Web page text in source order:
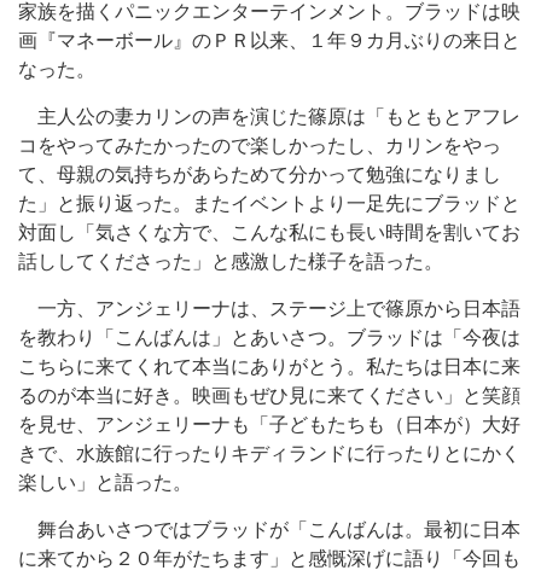
家族を描くパニックエンターテインメント。ブラッドは映
画『マネーボール』のＰＲ以来、１年９カ月ぶりの来日と
なった。
主人公の妻カリンの声を演じた篠原は「もともとアフレ
コをやってみたかったので楽しかったし、カリンをやっ
て、母親の気持ちがあらためて分かって勉強になりまし
た」と振り返った。またイベントより一足先にブラッドと
対面し「気さくな方で、こんな私にも長い時間を割いてお
話ししてくださった」と感激した様子を語った。
一方、アンジェリーナは、ステージ上で篠原から日本語
を教わり「こんばんは」とあいさつ。ブラッドは「今夜は
こちらに来てくれて本当にありがとう。私たちは日本に来
るのが本当に好き。映画もぜひ見に来てください」と笑顔
を見せ、アンジェリーナも「子どもたちも（日本が）大好
きで、水族館に行ったりキディランドに行ったりとにかく
楽しい」と語った。
舞台あいさつではブラッドが「こんばんは。最初に日本
に来てから２０年がたちます」と感慨深げに語り「今回も